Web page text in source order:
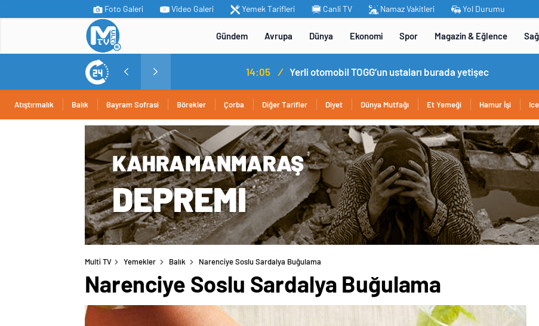
Foto Galeri Video Galeri Yemek Tarifleri Canli TV Namaz Vakitleri Yol Durumu
Gündem Avrupa Dünya Ekonomi Spor Magazin & Eğlence
MİT’ten Irak’ın kuzeyinde operasyon: Ramazan Güneş Türkiye’ye getirildi Yerli otomobil TOGG’un ustaları burada yetişecek
Atıştırmalık Balık Bayram Sofrasi Börekler Çorba Diğer Tarifler Diyet Dünya Mutfağı Et Yemeği Hamur İşi
Multi TV Yemekler Balık Narenciye Soslu Sardalya Buğulama
Narenciye Soslu Sardalya Buğulama